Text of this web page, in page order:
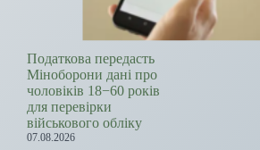
Податкова передасть
Міноборони дані про
чоловіків 18−60 років
для перевірки
військового обліку
07.08.2026